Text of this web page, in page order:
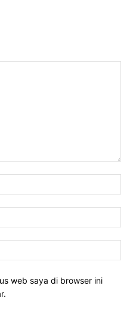
web saya di browser ini